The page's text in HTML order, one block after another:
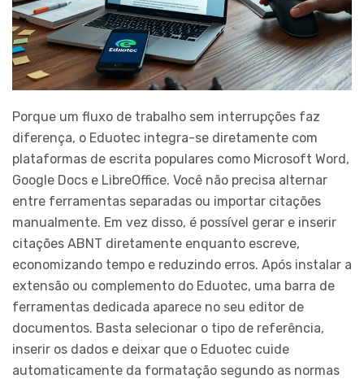
Porque um fluxo de trabalho sem interrupções faz
diferença, o Eduotec integra-se diretamente com
plataformas de escrita populares como Microsoft Word,
Google Docs e LibreOffice. Você não precisa alternar
entre ferramentas separadas ou importar citações
manualmente. Em vez disso, é possível gerar e inserir
citações ABNT diretamente enquanto escreve,
economizando tempo e reduzindo erros. Após instalar a
extensão ou complemento do Eduotec, uma barra de
ferramentas dedicada aparece no seu editor de
documentos. Basta selecionar o tipo de referência,
inserir os dados e deixar que o Eduotec cuide
automaticamente da formatação segundo as normas